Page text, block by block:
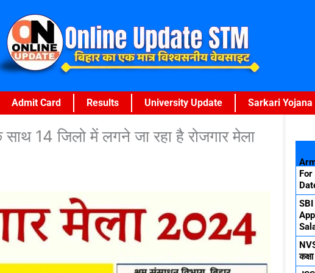
Admit Card Results University Update Sarkari Yojana
14 जिलो में लगने जा रहा है रोजगार मेला